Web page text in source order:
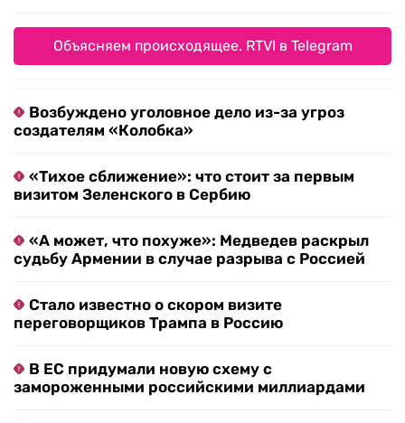
Объясняем происходящее. RTVI в Telegram
Возбуждено уголовное дело из-за угроз
создателям «Колобка»
«Тихое сближение»: что стоит за первым
визитом Зеленского в Сербию
«А может, что похуже»: Медведев раскрыл
судьбу Армении в случае разрыва с Россией
Стало известно о скором визите
переговорщиков Трампа в Россию
В ЕС придумали новую схему с
замороженными российскими миллиардами